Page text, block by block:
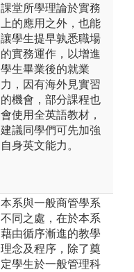
課堂所學理論於實務
上的應用之外，也能
讓學生提早孰悉職場
的實務運作，以增進
學生畢業後的就業
力，因有海外見實習
的機會，部分課程也
會使用全英語教材，
建議同學們可先加強
自身英文能力。
本系與一般商管學系
不同之處，在於本系
藉由循序漸進的教學
理念及程序，除了奠
定學生於一般管理科